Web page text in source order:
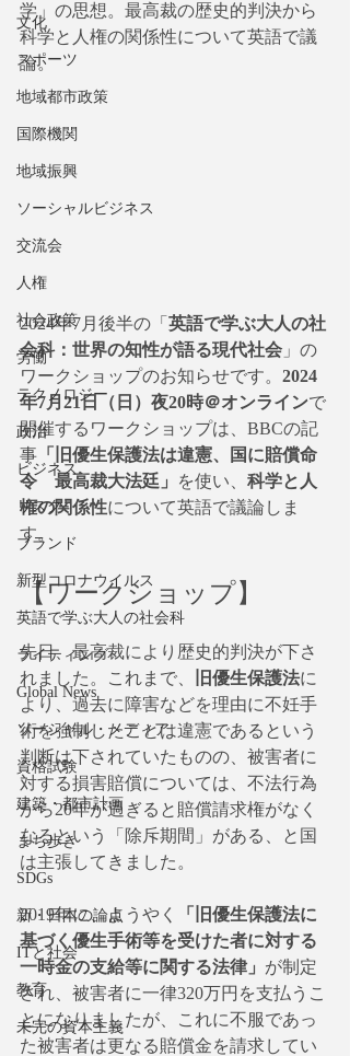
文化
スポーツ
地域都市政策
国際機関
地域振興
ソーシャルビジネス
交流会
人権
社会政策
労働
テクノロジー
政治
ビジネス
リスク
ブランド
新型コロナウイルス
英語で学ぶ大人の社会科
ライティング
Global News
ソーシャル・メディア
資格試験
建築・都市計画
まち歩き
SDGs
新・日本の論点
ITと社会
教育
未完の資本主義
学」の思想。最高裁の歴史的判決から
科学と人権の関係性について英語で議
論。
2024年7月後半の「 英語で学ぶ大人の社
会科：世界の知性が語る現代社会 」の
ワークショップのお知らせです。 2024
年7月21日（日）夜20時＠オンラインで
開催するワークショップは、BBCの記
事 「旧優生保護法は違憲、国に賠償命
令　最高裁大法廷」
を使い、 科学と人
権の関係性について英語で議論しま
す。
【ワークショップ】
先日、最高裁により歴史的判決が下さ
れました。これまで、
旧優生保護法に
より、過去に障害などを理由に不妊手
術を強制したことは違憲であるという
判断は下されていたものの、被害者に
対する損害賠償については、不法行為
から20年が過ぎると賠償請求権がなく
なるという「除斥期間」がある、と国
は主張してきました。
2019年に、ようやく
「旧優生保護法に
基づく優生手術等を受けた者に対する
一時金の支給等に関する法律」 が制定
され、被害者に一律320万円を支払うこ
とになりましたが、これに不服であっ
た被害者は更なる賠償金を請求してい